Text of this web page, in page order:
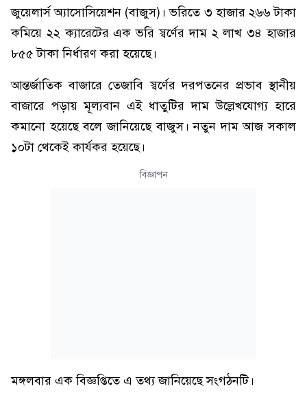
জুয়েলার্স অ্যাসোসিয়েশন (বাজুস)। ভরিতে ৩ হাজার ২৬৬ টাকা
কমিয়ে ২২ ক্যারেটের এক ভরি স্বর্ণের দাম ২ লাখ ৩৪ হাজার
৮৫৫ টাকা নির্ধারণ করা হয়েছে।
আন্তর্জাতিক বাজারে তেজাবি স্বর্ণের দরপতনের প্রভাব স্থানীয়
বাজারে পড়ায় মূল্যবান এই ধাতুটির দাম উল্লেখযোগ্য হারে
কমানো হয়েছে বলে জানিয়েছে বাজুস। নতুন দাম আজ সকাল
১০টা থেকেই কার্যকর হয়েছে।
বিজ্ঞাপন
মঙ্গলবার এক বিজ্ঞপ্তিতে এ তথ্য জানিয়েছে সংগঠনটি।